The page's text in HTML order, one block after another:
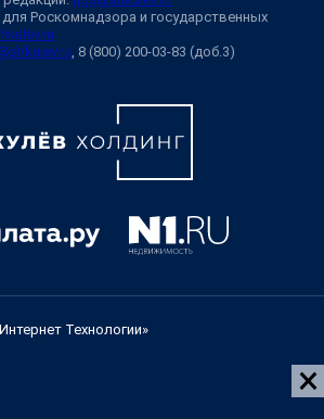
Роскомнадзора и государственных
, 8 (800) 200-03-83 (доб.3)
Технологии»